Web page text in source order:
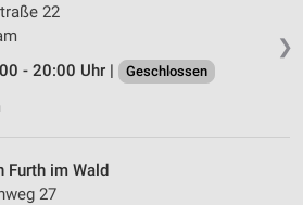
❯
22
- 20:00 Uhr |
Geschlossen
Furth im Wald
27